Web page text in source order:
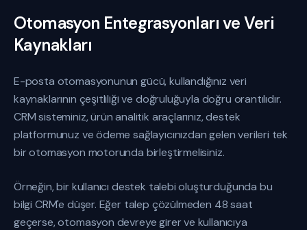
Otomasyon Entegrasyonları ve Veri
Kaynakları
E-posta otomasyonunun gücü, kullandığınız veri
kaynaklarının çeşitliliği ve doğruluğuyla doğru orantılıdır.
CRM sisteminiz, ürün analitik araçlarınız, destek
platformunuz ve ödeme sağlayıcınızdan gelen verileri tek
bir otomasyon motorunda birleştirmelisiniz.
Örneğin, bir kullanıcı destek talebi oluşturduğunda bu
bilgi CRM'e düşer. Eğer talep çözülmeden 48 saat
geçerse, otomasyon devreye girer ve kullanıcıya